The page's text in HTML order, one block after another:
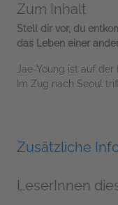
Zum Inhalt
Stell dir vor, du
das Leben einer
Jae-Young ist auf
Im Zug nach Seoul
Zusätzliche
LeserInnen